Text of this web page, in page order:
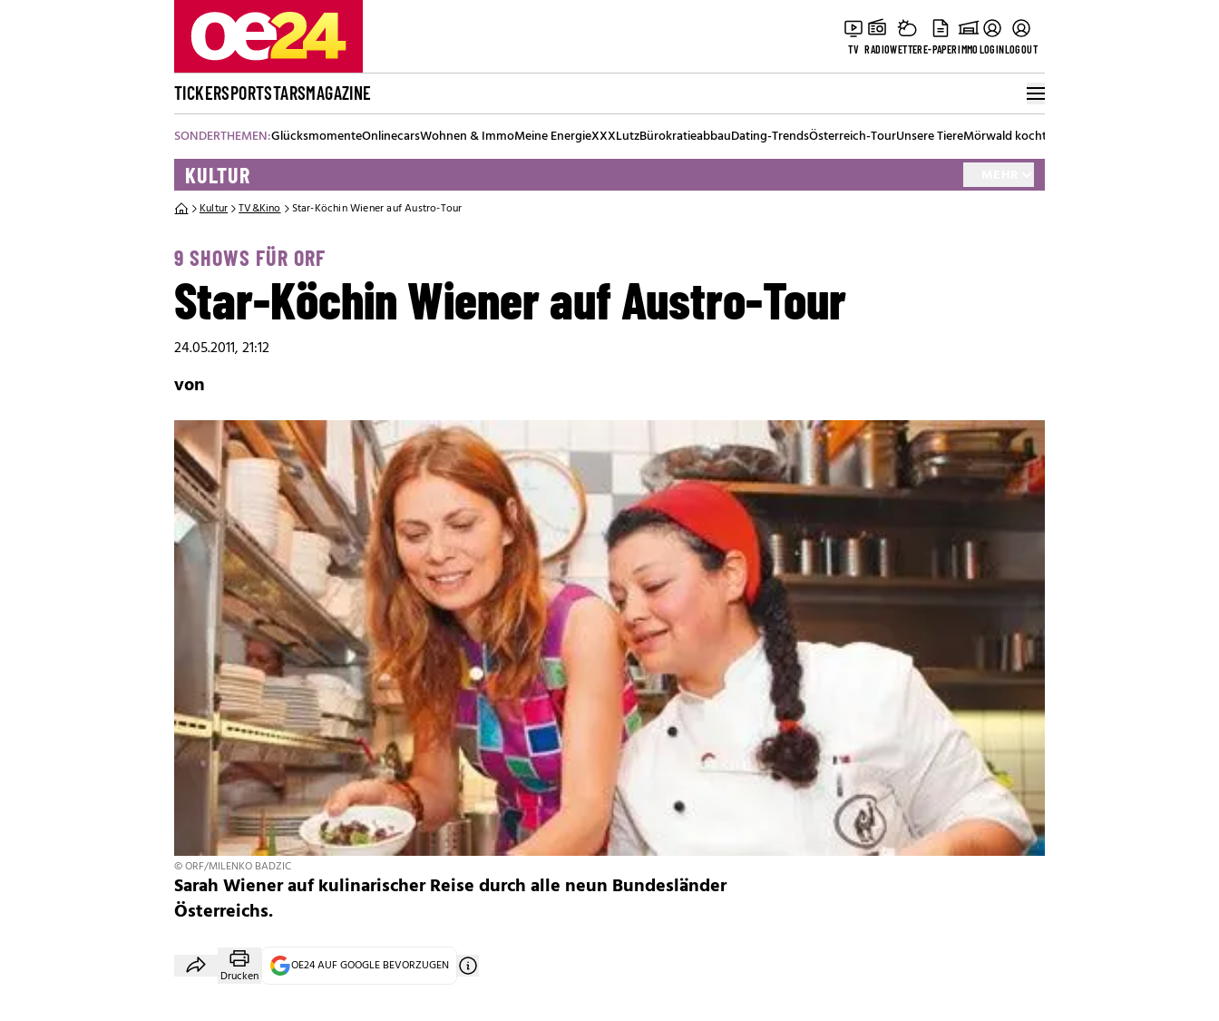
TV RADIOWETTERE-PAPERIMMOLOGINLOGOUT
TICKERSPORTSTARSMAGAZINE
SONDERTHEMEN:GlücksmomenteOnlinecarsWohnen & ImmoMeine EnergieXXXLutzBürokratieabbauDating-TrendsÖsterreich-TourUnsere TiereMörwald kocht
KULTUR
Kultur TV&Kino Star-Köchin Wiener auf Austro-Tour
9 SHOWS FÜR ORF
Star-Köchin Wiener auf Austro-Tour
24.05.2011, 21:12
von
© ORF/MILENKO BADZIC
Sarah Wiener auf kulinarischer Reise durch alle neun Bundesländer
Österreichs.
Drucken
OE24 AUF GOOGLE BEVORZUGEN